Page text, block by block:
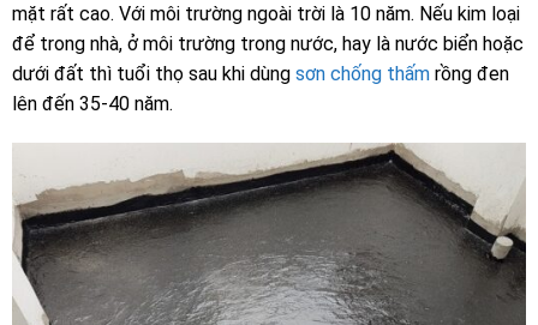
mặt rất cao. Với môi trường ngoài trời là 10 năm. Nếu kim loại
để trong nhà, ở môi trường trong nước, hay là nước biển hoặc
dưới đất thì tuổi thọ sau khi dùng sơn chống thấm rồng đen
lên đến 35-40 năm.